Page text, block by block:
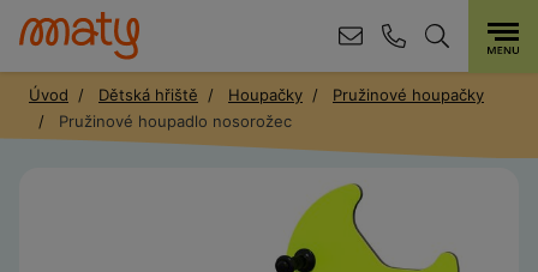
Úvod Dětská hřiště Houpačky
Pružinové houpačky
Pružinové houpadlo nosorožec